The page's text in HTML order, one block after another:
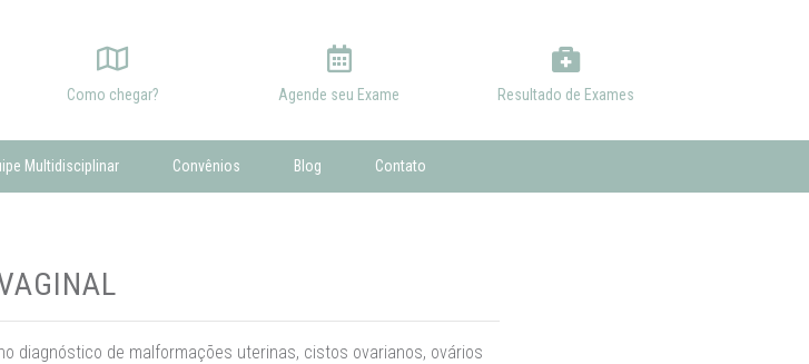
Como chegar? Agende seu Exame Resultado de Exames
Multidisciplinar Convênios Blog Contato
diagnóstico de malformações uterinas, cistos ovarianos, ovários